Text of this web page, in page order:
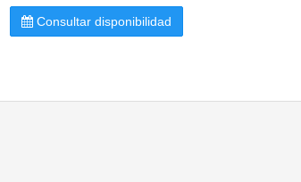
Consultar disponibilidad